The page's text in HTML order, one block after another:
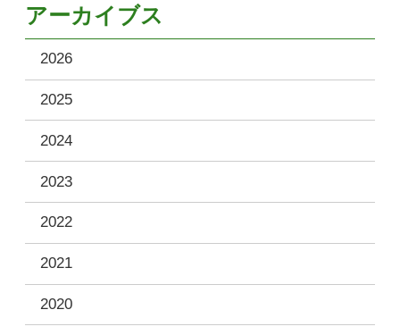
アーカイブス
2026
2025
2024
2023
2022
2021
2020